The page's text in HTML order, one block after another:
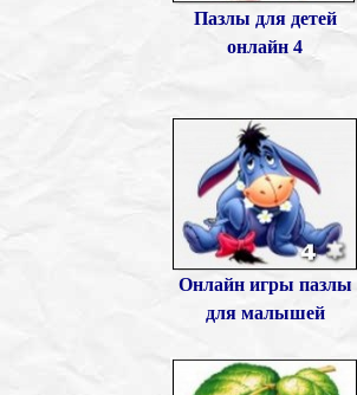
Пазлы для детей
онлайн 4
Онлайн игры пазлы
для малышей